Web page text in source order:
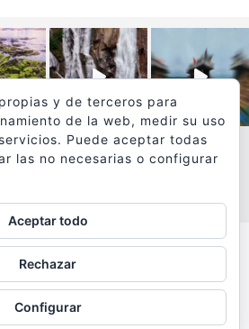
textos y fotografías de
son propiedad de su autor
por © Copyright
y de terceros para
de la web, medir su uso
Puede aceptar todas
las no necesarias o configurar
Aceptar todo
Rechazar
Configurar